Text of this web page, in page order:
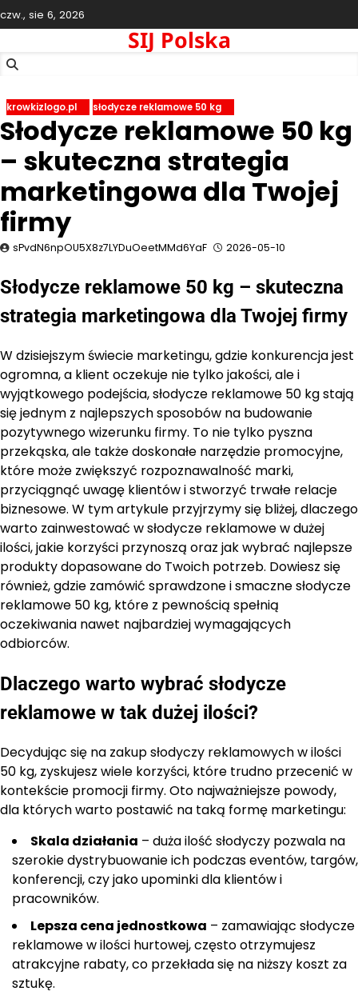
Skip
to
czw., sie 6, 2026
SIJ Polska
krowkizlogo.pl słodycze reklamowe 50 kg
Słodycze reklamowe 50 kg
– skuteczna strategia
marketingowa dla Twojej
firmy
sPvdN6npOU5X8z7LYDuOeetMMd6YaF 2026-05-10
Słodycze reklamowe 50 kg – skuteczna
strategia marketingowa dla Twojej firmy
W dzisiejszym świecie marketingu, gdzie konkurencja jest
ogromna, a klient oczekuje nie tylko jakości, ale i
wyjątkowego podejścia, słodycze reklamowe 50 kg stają
się jednym z najlepszych sposobów na budowanie
pozytywnego wizerunku firmy. To nie tylko pyszna
przekąska, ale także doskonałe narzędzie promocyjne,
które może zwiększyć rozpoznawalność marki,
przyciągnąć uwagę klientów i stworzyć trwałe relacje
biznesowe. W tym artykule przyjrzymy się bliżej, dlaczego
warto zainwestować w słodycze reklamowe w dużej
ilości, jakie korzyści przynoszą oraz jak wybrać najlepsze
produkty dopasowane do Twoich potrzeb. Dowiesz się
również, gdzie zamówić sprawdzone i smaczne słodycze
reklamowe 50 kg, które z pewnością spełnią
oczekiwania nawet najbardziej wymagających
odbiorców.
Dlaczego warto wybrać słodycze
reklamowe w tak dużej ilości?
Decydując się na zakup słodyczy reklamowych w ilości
50 kg, zyskujesz wiele korzyści, które trudno przecenić w
kontekście promocji firmy. Oto najważniejsze powody,
dla których warto postawić na taką formę marketingu:
Skala działania – duża ilość słodyczy pozwala na
szerokie dystrybuowanie ich podczas eventów, targów,
konferencji, czy jako upominki dla klientów i
pracowników.
Lepsza cena jednostkowa – zamawiając słodycze
reklamowe w ilości hurtowej, często otrzymujesz
atrakcyjne rabaty, co przekłada się na niższy koszt za
sztukę.